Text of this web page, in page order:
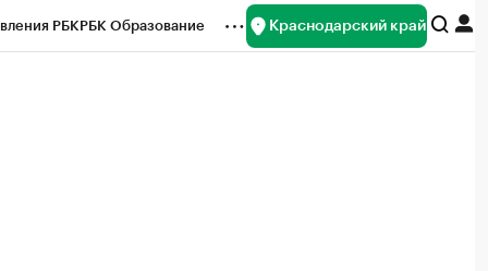
РБКРБК Образование Краснодарский край